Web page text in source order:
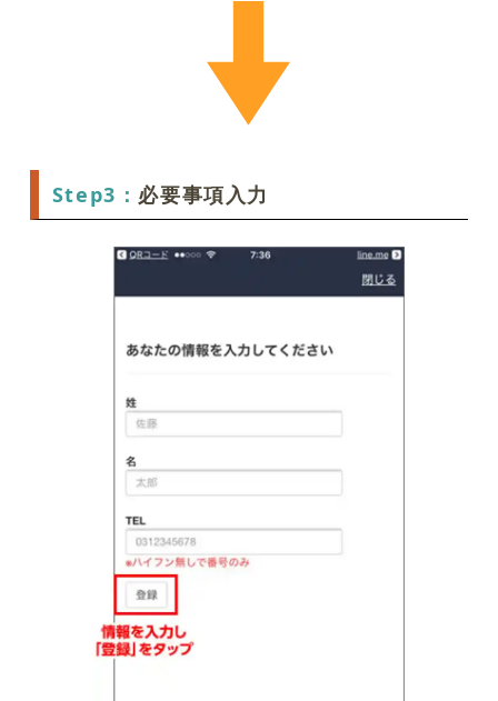
Step3： 必要事項入力